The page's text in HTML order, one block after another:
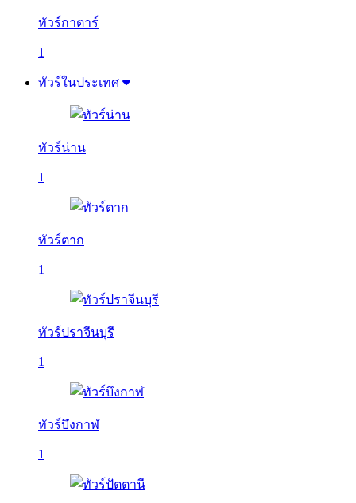
ทัวร์กาตาร์
1
ทัวร์ในประเทศ
ทัวร์น่าน
1
ทัวร์ตาก
1
ทัวร์ปราจีนบุรี
1
ทัวร์บึงกาฬ
1